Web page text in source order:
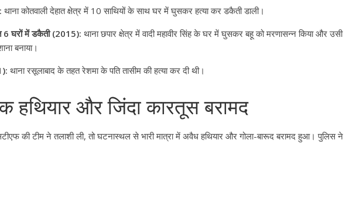
थाना कोतवाली देहात क्षेत्र में 10 साथियों के साथ घर में घुसकर हत्या कर डकैती डाली।
6 घरों में डकैती (2015): थाना छपार क्षेत्र में वादी महावीर सिंह के घर में घुसकर बहू को मरणासन्न किया और उसी
बनाया।
थाना रसूलाबाद के तहत रेशमा के पति तासीम की हत्या कर दी थी।
और जिंदा कारतूस बरामद
की टीम ने तलाशी ली, तो घटनास्थल से भारी मात्रा में अवैध हथियार और गोला-बारूद बरामद हुआ। पुलिस ने